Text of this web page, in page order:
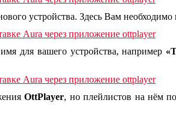
устройства. Здесь Вам
для вашего устройства, например
OttPlayer, но плейлистов на нём